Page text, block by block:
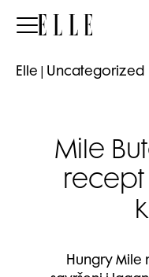
Elle
Elle Uncategorized
Mile
recept
Hungry Mile